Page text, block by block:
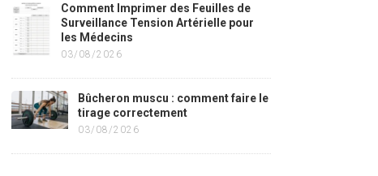
Comment Imprimer des Feuilles de
Surveillance Tension Artérielle pour
les Médecins
03/08/2026
Bûcheron muscu : comment faire le
tirage correctement
03/08/2026